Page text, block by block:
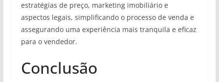
estratégias de preço, marketing imobiliário e
aspectos legais, simplificando o processo de venda e
assegurando uma experiência mais tranquila e eficaz
para o vendedor.
Conclusão